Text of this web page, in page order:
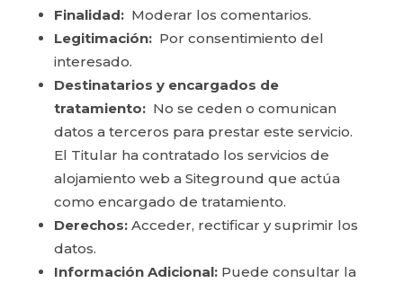
Finalidad:Moderar los comentarios.
Legitimación:Por consentimiento del
interesado.
Destinatarios y encargados de
tratamiento:No se ceden o comunican
datos a terceros para prestar este servicio.
El Titular ha contratado los servicios de
alojamiento web a Siteground que actúa
como encargado de tratamiento.
Derechos:Acceder, rectificar y suprimir los
datos.
Información Adicional:Puede consultar la